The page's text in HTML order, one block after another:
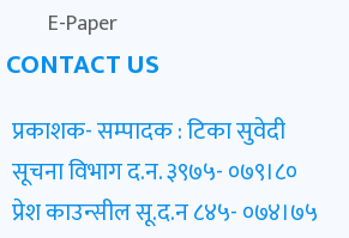
E-Paper
CONTACT US
प्रकाशक- सम्पादक : टिका सुवेदी
सूचना विभाग द.न. ३९७५- ०७९।८०
प्रेश काउन्सील सू.द.न ८४५- ०७४।७५